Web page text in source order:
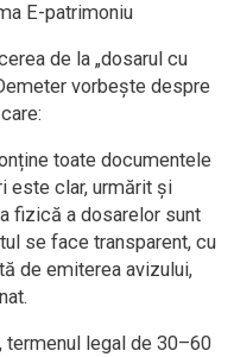
E-patrimoniu
de la „dosarul cu
vorbește despre
toate documentele
este clar, urmărit și
fizică a dosarelor sunt
se face transparent, cu
de emiterea avizului,
termenul legal de 30–60